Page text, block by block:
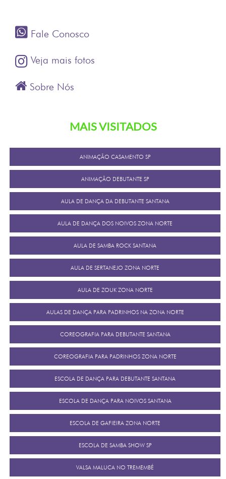
Fale Conosco
Veja mais fotos
Sobre Nós
MAIS VISITADOS
ANIMAÇÃO CASAMENTO SP
ANIMAÇÃO DEBUTANTE SP
AULA DE DANÇA DA DEBUTANTE SANTANA
AULA DE DANÇA DOS NOIVOS ZONA NORTE
AULA DE SAMBA ROCK SANTANA
AULA DE SERTANEJO ZONA NORTE
AULA DE ZOUK ZONA NORTE
AULAS DE DANÇA PARA PADRINHOS NA ZONA NORTE
COREOGRAFIA PARA DEBUTANTE SANTANA
COREOGRAFIA PARA PADRINHOS ZONA NORTE
ESCOLA DE DANÇA PARA DEBUTANTE SANTANA
ESCOLA DE DANÇA PARA NOIVOS SANTANA
ESCOLA DE GAFIEIRA ZONA NORTE
ESCOLA DE SAMBA SHOW SP
VALSA MALUCA NO TREMEMBÉ